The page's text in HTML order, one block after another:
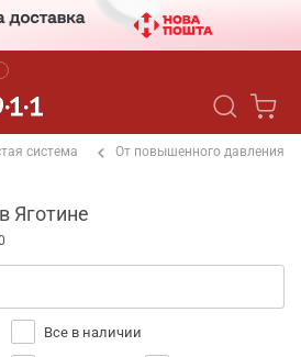
система От повышенного давления
Яготине
Все в наличии